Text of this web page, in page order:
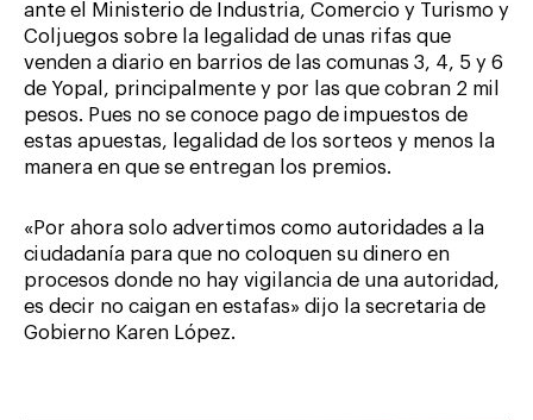
ante el Ministerio de Industria, Comercio y Turismo y
Coljuegos sobre la legalidad de unas rifas que
venden a diario en barrios de las comunas 3, 4, 5 y 6
de Yopal, principalmente y por las que cobran 2 mil
pesos. Pues no se conoce pago de impuestos de
estas apuestas, legalidad de los sorteos y menos la
manera en que se entregan los premios.
«Por ahora solo advertimos como autoridades a la
ciudadanía para que no coloquen su dinero en
procesos donde no hay vigilancia de una autoridad,
es decir no caigan en estafas» dijo la secretaria de
Gobierno Karen López.